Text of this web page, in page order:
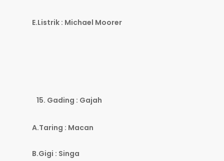
E.Listrik : Michael Moorer
Gading : Gajah
A.Taring : Macan
B.Gigi : Singa